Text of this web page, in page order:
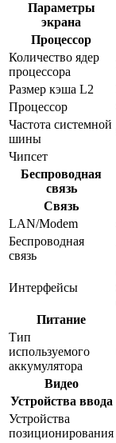
Параметры
экрана
Процессор
Количество ядер
процессора
Размер кэша L2
Процессор
Частота системной
шины
Чипсет
Беспроводная
связь
Связь
LAN/Modem
Беспроводная
связь
Интерфейсы
Питание
Тип
используемого
аккумулятора
Видео
Устройства ввода
Устройства
позиционирования